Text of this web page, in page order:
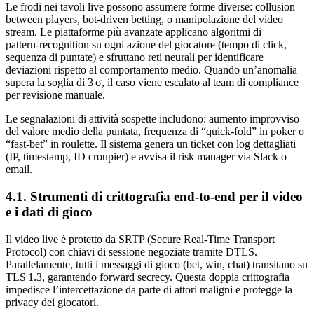
Le frodi nei tavoli live possono assumere forme diverse: collusion
between players, bot‑driven betting, o manipolazione del video
stream. Le piattaforme più avanzate applicano algoritmi di
pattern‑recognition su ogni azione del giocatore (tempo di click,
sequenza di puntate) e sfruttano reti neurali per identificare
deviazioni rispetto al comportamento medio. Quando un’anomalia
supera la soglia di 3 σ, il caso viene escalato al team di compliance
per revisione manuale.
Le segnalazioni di attività sospette includono: aumento improvviso
del valore medio della puntata, frequenza di “quick‑fold” in poker o
“fast‑bet” in roulette. Il sistema genera un ticket con log dettagliati
(IP, timestamp, ID croupier) e avvisa il risk manager via Slack o
email.
4.1. Strumenti di crittografia end‑to‑end per il video
e i dati di gioco
Il video live è protetto da SRTP (Secure Real‑Time Transport
Protocol) con chiavi di sessione negoziate tramite DTLS.
Parallelamente, tutti i messaggi di gioco (bet, win, chat) transitano su
TLS 1.3, garantendo forward secrecy. Questa doppia crittografia
impedisce l’intercettazione da parte di attori maligni e protegge la
privacy dei giocatori.